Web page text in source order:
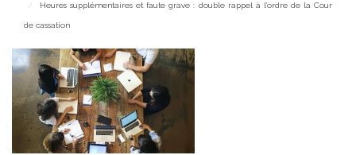
Heures supplémentaires et faute grave : double rappel à l’ordre de la Cour
de cassation